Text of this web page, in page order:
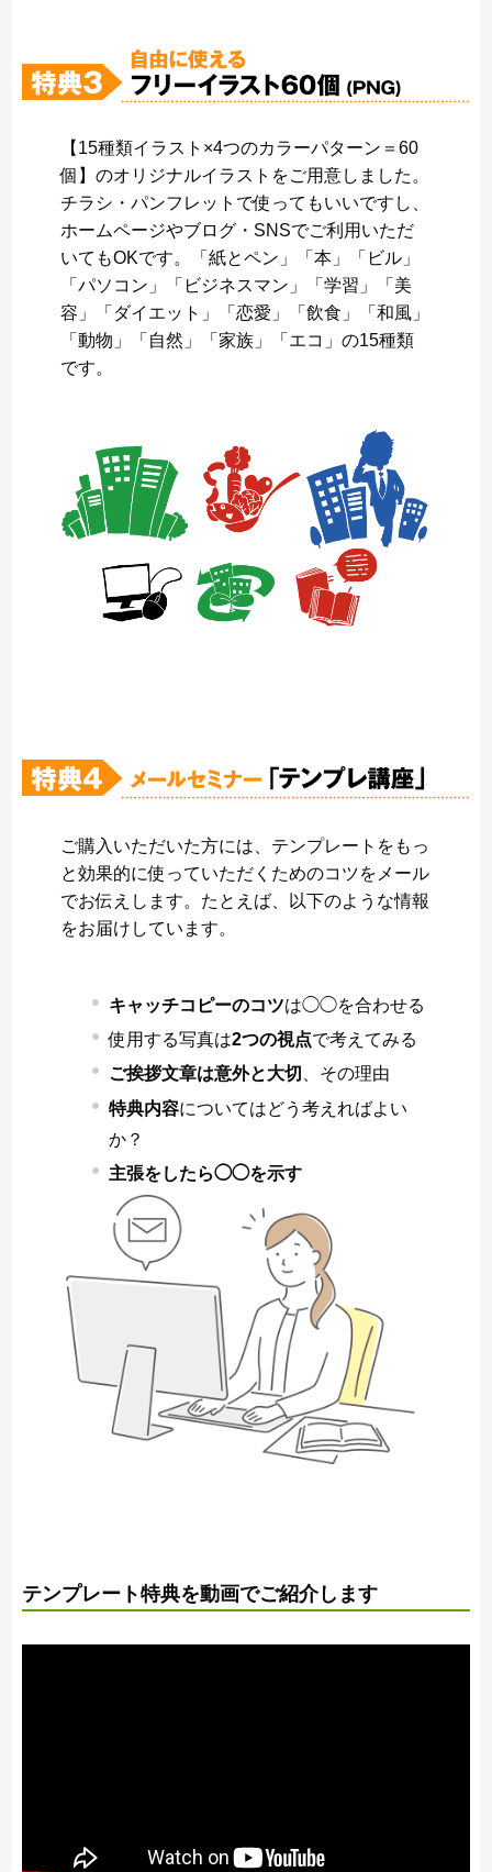
【15種類イラスト×4つのカラーパターン＝60
個】のオリジナルイラストをご用意しました。
チラシ・パンフレットで使ってもいいですし、
ホームページやブログ・SNSでご利用いただ
いてもOKです。「紙とペン」「本」「ビル」
「パソコン」「ビジネスマン」「学習」「美
容」「ダイエット」「恋愛」「飲食」「和風」
「動物」「自然」「家族」「エコ」の15種類
です。
ご購入いただいた方には、テンプレートをもっ
と効果的に使っていただくためのコツをメール
でお伝えします。たとえば、以下のような情報
をお届けしています。
キャッチコピーのコツは◯◯を合わせる
使用する写真は2つの視点で考えてみる
ご挨拶文章は意外と大切
、その理由
特典内容についてはどう考えればよい
か？
主張をしたら◯◯を示す
テンプレート特典を動画でご紹介します